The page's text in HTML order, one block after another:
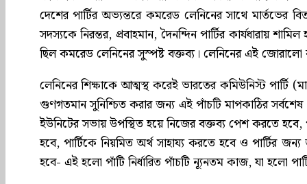
দেশের পার্টির অভ্যন্তরে কমরেড লেনিনের সাথে মার্তভের
সদস্যকে নিরন্তর, প্রবাহমান, দৈনন্দিন পার্টির কার্যধারায়
ছিল কমরেড লেনিনের সুস্পষ্ট বক্তব্য। লেনিনের এই জোরালো
লেনিনের শিক্ষাকে আত্মস্থ করেই ভারতের কমিউনিস্ট পার্টি
গুণগতমান সুনিশ্চিত করার জন্য এই পাঁচটি মাপকাঠির সর্বশেষ
ইউনিটের সভায় উপস্থিত হয়ে নিজের বক্তব্য পেশ করতে হবে,
হবে, পার্টিকে নিয়মিত অর্থ সাহায্য করতে হবে ও পার্টির
হবে- এই হলো পাঁটি নির্ধারিত পাঁচটি ন্যূনতম কাজ, যা হলো